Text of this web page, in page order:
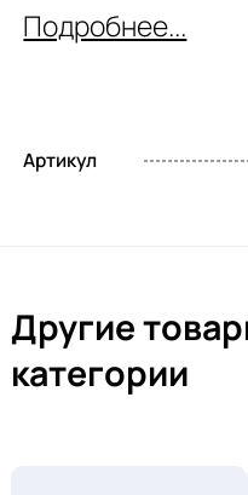
Подробнее...
Артикул
Другие
категории